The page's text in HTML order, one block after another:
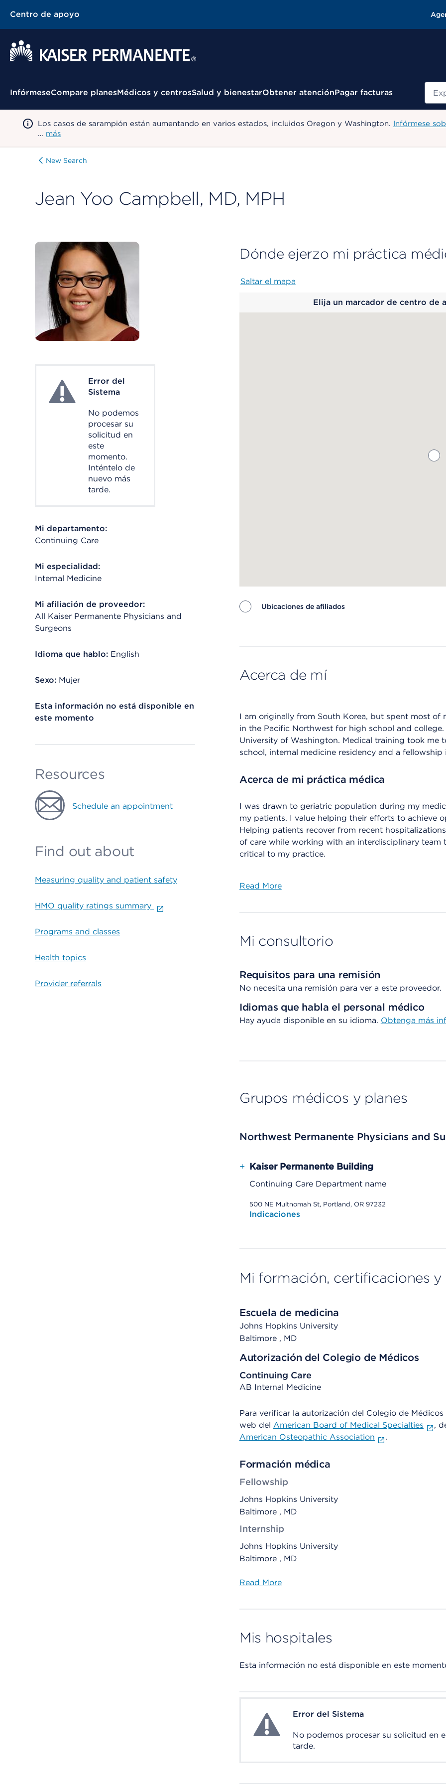
Centro de apoyo
Menú contextual
InfórmeseCompare planesMédicos y centrosSalud y bienestarObtener atenciónPagar facturas
Los casos de sarampión están aumentando en varios estados, incluidos Oregon y Washington. Infórmese
… más
New Search
Jean Yoo Campbell, MD, MPH
System ErrorError del
Sistema
No podemos
procesar su
solicitud en
este
momento.
Inténtelo de
nuevo más
tarde.
Mi departamento:
Continuing Care
Mi especialidad:
Internal Medicine
Mi afiliación de proveedor:
All Kaiser Permanente Physicians and
Surgeons
Idioma que hablo: English
Sexo: Mujer
Esta información no está disponible en
este momento
Resources
Schedule an appointment
Find out about
Measuring quality and patient safety
HMO quality ratings summary
Programs and classes
Health topics
Provider referrals
Dónde ejerzo mi práctica
Saltar el mapa
Elija un marcador de centro de
Ubicaciones de afiliados
Acerca de mí
I am originally from South Korea, but spent most
in the Pacific Northwest for high school and
University of Washington. Medical training took me
school, internal medicine residency and a
Acerca de mi práctica médica
I was drawn to geriatric population during my
my patients. I value helping their efforts to achieve
Helping patients recover from recent
of care while working with an interdisciplinary team
critical to my practice.
Read More
Mi consultorio
Requisitos para una remisión
No necesita una remisión para ver a este proveedor.
Idiomas que habla el personal médico
Hay ayuda disponible en su idioma. Obtenga más
Grupos médicos y planes
Northwest Permanente Physicians and
+ Kaiser Permanente Building
Continuing Care Department name
500 NE Multnomah St, Portland, OR 97232
Indicaciones
Mi formación, certificaciones y
Escuela de medicina
Johns Hopkins University
Baltimore , MD
Autorización del Colegio de Médicos
Continuing Care
AB Internal Medicine
Para verificar la autorización del Colegio de
web del American Board of Medical Specialties ,
American Osteopathic Association
.
Formación médica
Fellowship
Johns Hopkins University
Baltimore , MD
Internship
Johns Hopkins University
Baltimore , MD
Read More
Mis hospitales
Esta información no está disponible en este
System ErrorError del Sistema
No podemos procesar su solicitud en
tarde.